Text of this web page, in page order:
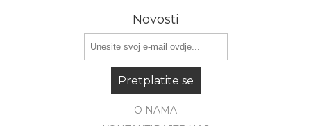
Novosti
Pretplatite se
O NAMA